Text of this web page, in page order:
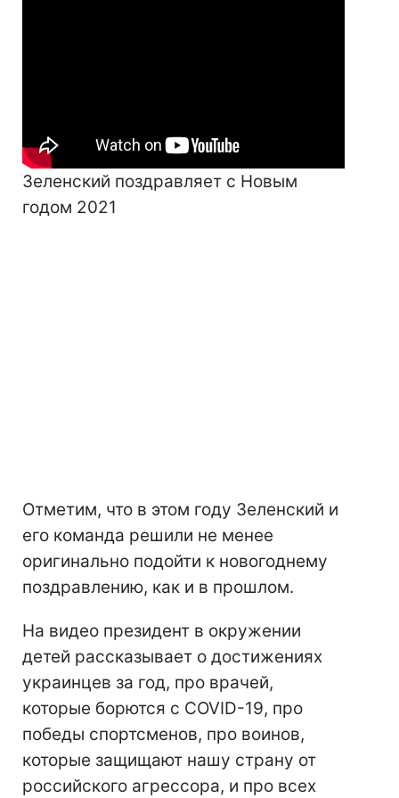
Зеленский поздравляет с Новым
годом 2021
Отметим, что в этом году Зеленский и
его команда решили не менее
оригинально подойти к новогоднему
поздравлению, как и в прошлом.
На видео президент в окружении
детей рассказывает о достижениях
украинцев за год, про врачей,
которые борются с COVID-19, про
победы спортсменов, про воинов,
которые защищают нашу страну от
российского агрессора, и про всех